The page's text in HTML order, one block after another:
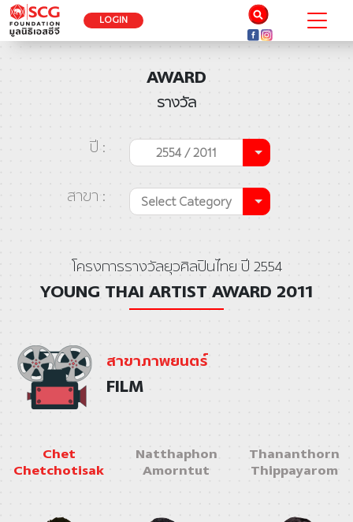
LOGIN
AWARD
รางวัล
ปี : 2554 / 2011
สาขา : Select Category
โครงการรางวัลยุวศิลปินไทย ปี 2554
YOUNG THAI ARTIST AWARD 2011
สาขาภาพยนตร์
FILM
Chet
Chetchotisak
Natthaphon
Amorntut
Thananthorn
Thippayarom